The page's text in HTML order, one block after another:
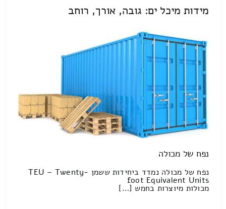
מידות מיכל ים: גובה, אורך, רוחב
נפח של מכולה
נפח של מכולה נמדד ביחידות ששמן TEU – Twenty-
foot Equivalent Units
מכולות מיוצרות בחמש […]